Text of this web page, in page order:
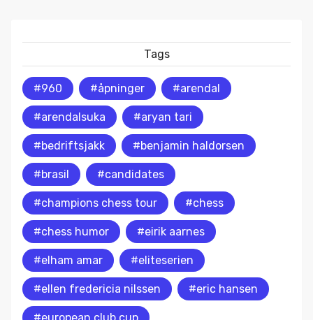
Tags
#960 #åpninger #arendal
#arendalsuka #aryan tari
#bedriftsjakk #benjamin haldorsen
#brasil #candidates
#champions chess tour #chess
#chess humor #eirik aarnes
#elham amar #eliteserien
#ellen fredericia nilssen #eric hansen
#european club cup